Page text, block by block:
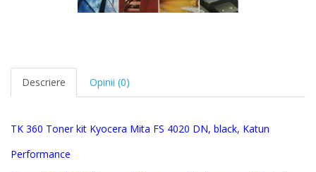
Descriere Opinii (0)
TK 360 Tonerkit Kyocera Mita FS 4020 DN, black, Katun
Performance